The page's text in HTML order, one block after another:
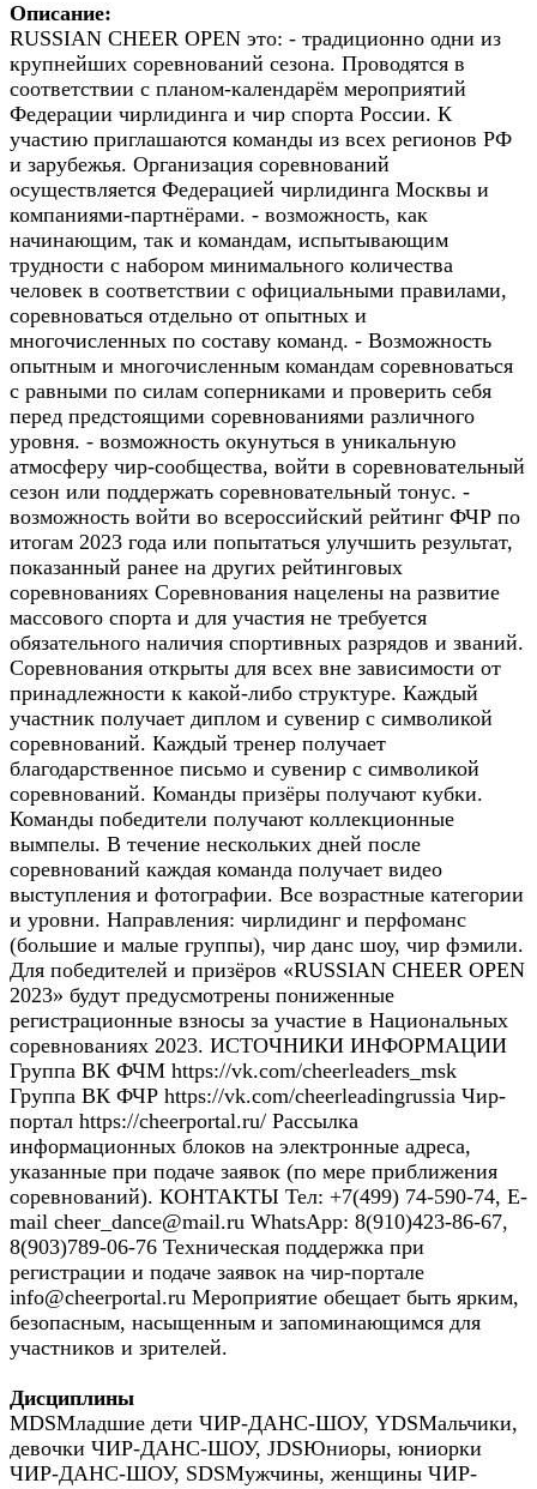
Описание:
RUSSIAN CHEER OPEN это: - традиционно одни из
крупнейших соревнований сезона. Проводятся в
соответствии с планом-календарём мероприятий
Федерации чирлидинга и чир спорта России. К
участию приглашаются команды из всех регионов РФ
и зарубежья. Организация соревнований
осуществляется Федерацией чирлидинга Москвы и
компаниями-партнёрами. - возможность, как
начинающим, так и командам, испытывающим
трудности с набором минимального количества
человек в соответствии с официальными правилами,
соревноваться отдельно от опытных и
многочисленных по составу команд. - Возможность
опытным и многочисленным командам соревноваться
с равными по силам соперниками и проверить себя
перед предстоящими соревнованиями различного
уровня. - возможность окунуться в уникальную
атмосферу чир-сообщества, войти в соревновательный
сезон или поддержать соревновательный тонус. -
возможность войти во всероссийский рейтинг ФЧР по
итогам 2023 года или попытаться улучшить результат,
показанный ранее на других рейтинговых
соревнованиях Соревнования нацелены на развитие
массового спорта и для участия не требуется
обязательного наличия спортивных разрядов и званий.
Соревнования открыты для всех вне зависимости от
принадлежности к какой-либо структуре. Каждый
участник получает диплом и сувенир с символикой
соревнований. Каждый тренер получает
благодарственное письмо и сувенир с символикой
соревнований. Команды призёры получают кубки.
Команды победители получают коллекционные
вымпелы. В течение нескольких дней после
соревнований каждая команда получает видео
выступления и фотографии. Все возрастные категории
и уровни. Направления: чирлидинг и перфоманс
(большие и малые группы), чир данс шоу, чир фэмили.
Для победителей и призёров «RUSSIAN CHEER OPEN
2023» будут предусмотрены пониженные
регистрационные взносы за участие в Национальных
соревнованиях 2023. ИСТОЧНИКИ ИНФОРМАЦИИ
Группа ВК ФЧМ https://vk.com/cheerleaders_msk
Группа ВК ФЧР https://vk.com/cheerleadingrussia Чир-
портал https://cheerportal.ru/ Рассылка
информационных блоков на электронные адреса,
указанные при подаче заявок (по мере приближения
соревнований). КОНТАКТЫ Тел: +7(499) 74-590-74, E-
mail cheer_dance@mail.ru WhatsApp: 8(910)423-86-67,
8(903)789-06-76 Техническая поддержка при
регистрации и подаче заявок на чир-портале
info@cheerportal.ru Мероприятие обещает быть ярким,
безопасным, насыщенным и запоминающимся для
участников и зрителей.
Дисциплины
MDSМладшие дети ЧИР-ДАНС-ШОУ, YDSМальчики,
девочки ЧИР-ДАНС-ШОУ, JDSЮниоры, юниорки
ЧИР-ДАНС-ШОУ, SDSМужчины, женщины ЧИР-